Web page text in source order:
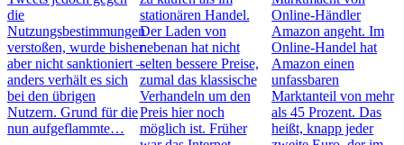
die
Nutzungsbestimmungen
verstoßen, wurde bisher
aber nicht sanktioniert –
anders verhält es sich
bei den übrigen
Nutzern. Grund für die
nun aufgeflammte…
stationären Handel.
Der Laden von
nebenan hat nicht
selten bessere Preise,
zumal das klassische
Verhandeln um den
Preis hier noch
möglich ist. Früher
Online-Händler
Amazon angeht. Im
Online-Handel hat
Amazon einen
unfassbaren
Marktanteil von mehr
als 45 Prozent. Das
heißt, knapp jeder